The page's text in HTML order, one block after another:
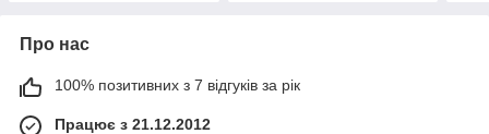
Про нас
100% позитивних з 7 відгуків за рік
Працює з 21.12.2012